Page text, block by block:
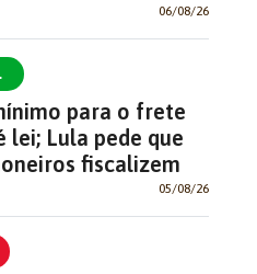
06/08/26
para o frete
lei; Lula pede que
fiscalizem
05/08/26